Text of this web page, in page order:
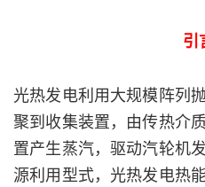
引
光热发电利用大规模阵列
聚到收集装置，由传热介
置产生蒸汽，驱动汽轮机
源利用型式，光热发电热